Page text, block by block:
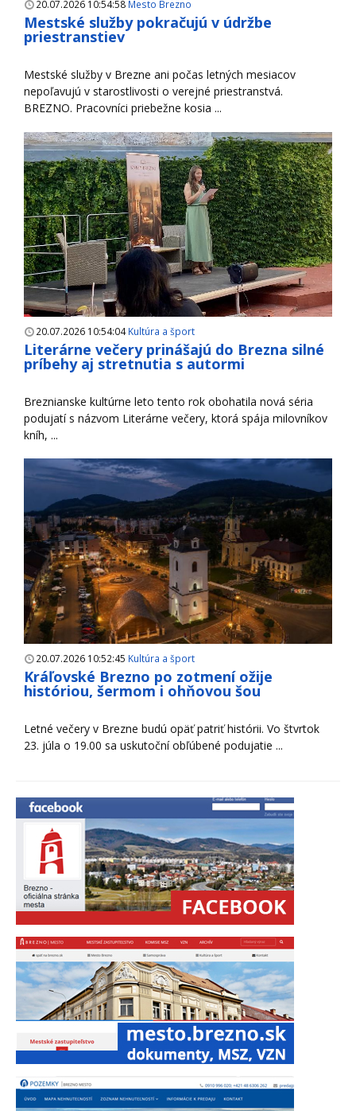
20.07.2026 10:54:58 Mesto Brezno
Mestské služby pokračujú v údržbe
priestranstiev
Mestské služby v Brezne ani počas letných mesiacov
nepoľavujú v starostlivosti o verejné priestranstvá.
BREZNO. Pracovníci priebežne kosia ...
20.07.2026 10:54:04Kultúra a šport
Literárne večery prinášajú do Brezna silné
príbehy aj stretnutia s autormi
Breznianske kultúrne leto tento rok obohatila nová séria
podujatí s názvom Literárne večery, ktorá spája milovníkov
kníh, ...
20.07.2026 10:52:45 Kultúra a šport
Kráľovské Brezno po zotmení ožije
históriou, šermom i ohňovou šou
Letné večery v Brezne budú opäť patriť histórii. Vo štvrtok
23. júla o 19.00 sa uskutoční obľúbené podujatie ...